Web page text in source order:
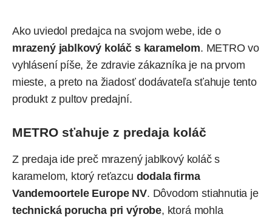
Ako uviedol predajca na svojom webe, ide o
mrazený jablkový koláč s karamelom. METRO vo
vyhlásení píše, že zdraviezákazníka je na prvom
mieste, a preto na žiadosť dodávateľa sťahuje tento
produkt z pultov predajní.
METRO sťahuje z predaja koláč
Z predaja ide preč mrazený jablkový koláč s
karamelom, ktorý reťazcu dodala firma
Vandemoortele Europe NV. Dôvodom stiahnutia je
technická porucha pri výrobe, ktorá mohla